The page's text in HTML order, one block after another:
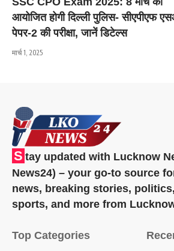
आयोजित होगी दिल्ली पुलिस- सीएपीएफ
पेपर-2 की परीक्षा, जानें डिटेल्स
मार्च 1, 2025
S tay updated with Lucknow
News24) – your go-to source
news, breaking stories,
sports, and more from
Top Categories